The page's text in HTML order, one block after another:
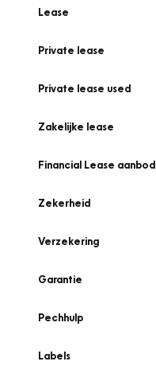
Lease
Private lease
Private lease used
Zakelijke lease
Financial Lease aanbod
Zekerheid
Verzekering
Garantie
Pechhulp
Labels